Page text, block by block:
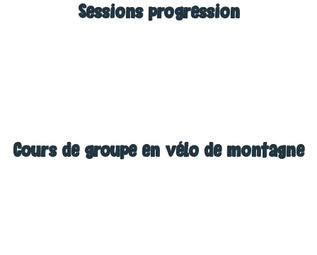
Sessions progression
Cours de groupe en vélo de montagne